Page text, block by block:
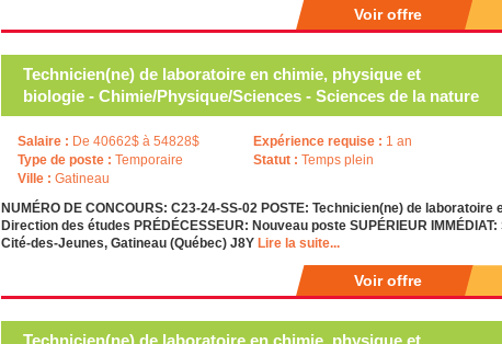
Voir offre
Technicien(ne) de laboratoire en chimie, physique et
biologie - Chimie/Physique/Sciences - Sciences de la nature
Salaire : De 40662$ à 54828$
Type de poste : Temporaire
Ville : Gatineau
Expérience requise : 1 an
Statut : Temps plein
NUMÉRO DE CONCOURS: C23-24-SS-02 POSTE: Technicien(ne) de
Direction des études PRÉDÉCESSEUR: Nouveau poste SUPÉRIEUR
Cité-des-Jeunes, Gatineau (Québec) J8Y Lire la suite...
Voir offre
Technicien(ne) de laboratoire en chimie, physique et